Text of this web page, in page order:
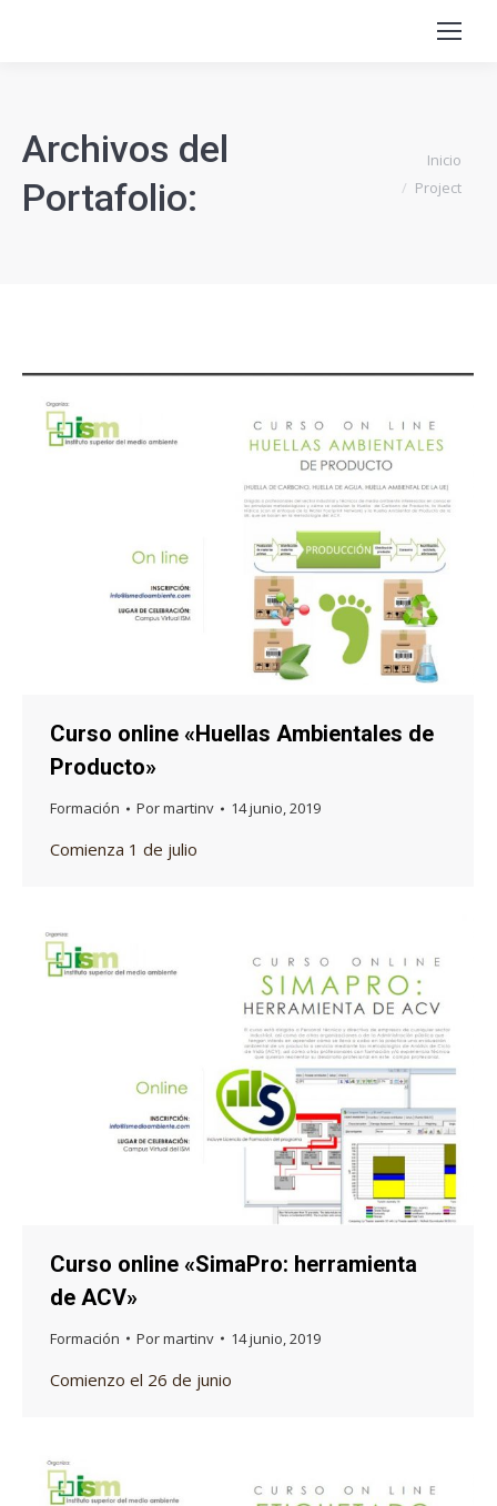
Archivos del
Portafolio:
Estás aquí:Inicio
Project
Curso online «Huellas Ambientales de
Producto»
Formación Pormartinv 14 junio, 2019
Comienza 1 de julio
Curso online «SimaPro: herramienta
de ACV»
Formación Pormartinv 14 junio, 2019
Comienzo el 26 de junio